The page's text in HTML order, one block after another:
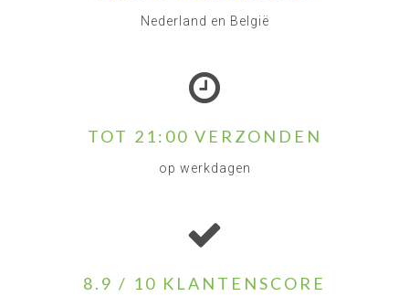
Nederland en België
TOT 21:00 VERZONDEN
op werkdagen
8.9 / 10 KLANTENSCORE